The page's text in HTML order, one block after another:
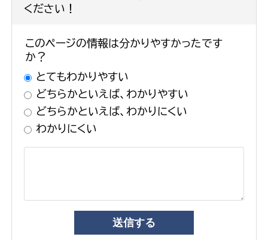
ください！
このページの情報は分かりやすかったです
か？
とてもわかりやすい
どちらかといえば、わかりやすい
どちらかといえば、わかりにくい
わかりにくい